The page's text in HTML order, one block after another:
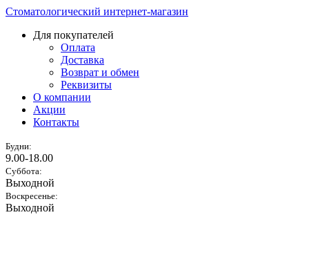
Стоматологический интернет-магазин
Для покупателей
Оплата
Доставка
Возврат и обмен
Реквизиты
О компании
Акции
Контакты
Будни:
9.00-18.00
Суббота:
Выходной
Воскресенье:
Выходной